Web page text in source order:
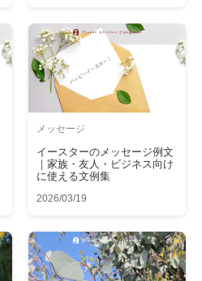
メッセージ
イースターのメッセージ例文
｜家族・友人・ビジネス向け
に使える文例集
2026/03/19